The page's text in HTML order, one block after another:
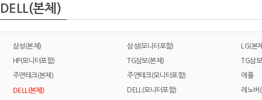
DELL(본체)
삼성(본체) 삼성(모니터포함) LG(본
HP(모니터포함) TG삼보(본체) TG삼
주연테크(본체) 주연테크(모니터포함) 애플
DELL(본체) DELL(모니터포함) 레노버